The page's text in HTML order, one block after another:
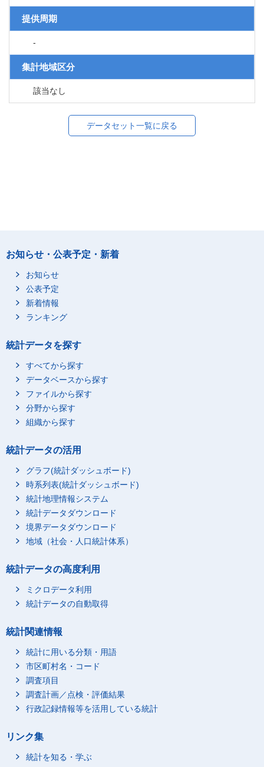
提供周期
-
集計地域区分
該当なし
データセット一覧に戻る
お知らせ・公表予定・新着
お知らせ
公表予定
新着情報
ランキング
統計データを探す
すべてから探す
データベースから探す
ファイルから探す
分野から探す
組織から探す
統計データの活用
グラフ(統計ダッシュボード)
時系列表(統計ダッシュボード)
統計地理情報システム
統計データダウンロード
境界データダウンロード
地域（社会・人口統計体系）
統計データの高度利用
ミクロデータ利用
統計データの自動取得
統計関連情報
統計に用いる分類・用語
市区町村名・コード
調査項目
調査計画／点検・評価結果
行政記録情報等を活用している統計
リンク集
統計を知る・学ぶ